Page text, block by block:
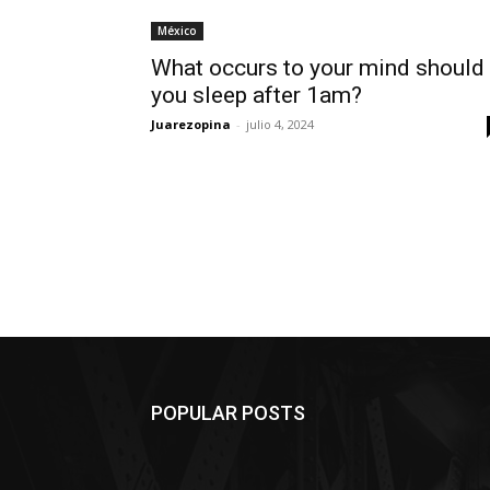
México
What occurs to your mind should
you sleep after 1am?
Juarezopina - julio 4, 2024
POPULAR POSTS